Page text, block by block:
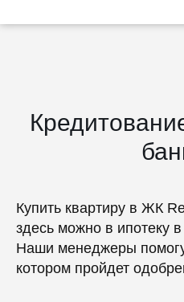
Купить квартиру в ЖК
здесь можно в ипотеку
Наши менеджеры
котором пройдет